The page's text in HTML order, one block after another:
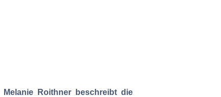
Roithner beschreibt die